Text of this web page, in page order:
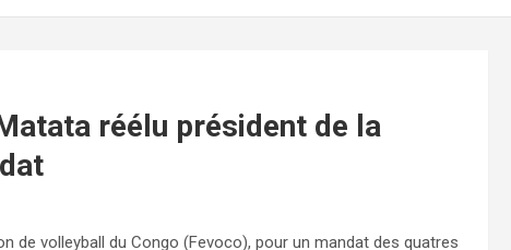
réélu président de la
de volleyball du Congo (Fevoco), pour un mandat des quatres